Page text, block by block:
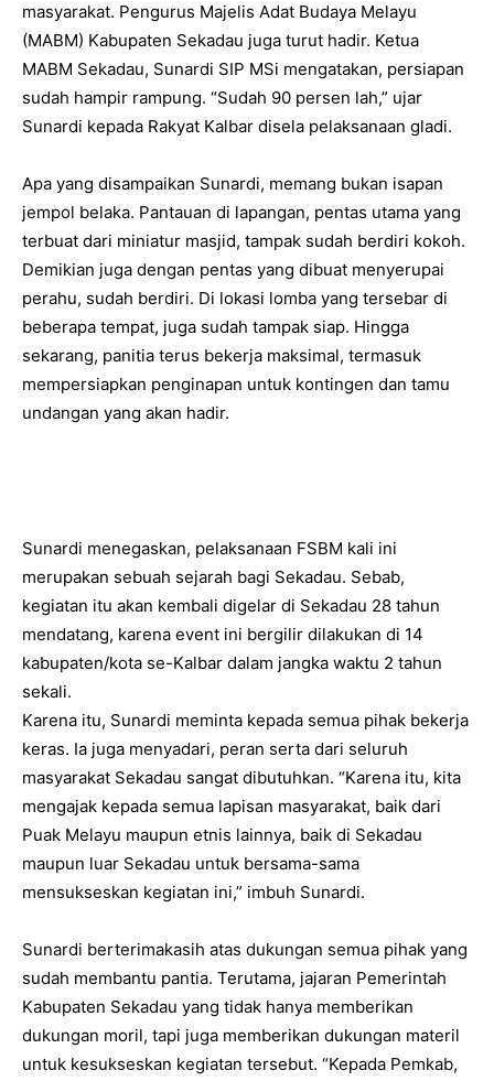
masyarakat. Pengurus Majelis Adat Budaya Melayu
(MABM) Kabupaten Sekadau juga turut hadir. Ketua
MABM Sekadau, Sunardi SIP MSi mengatakan, persiapan
sudah hampir rampung. “Sudah 90 persen lah,” ujar
Sunardi kepada Rakyat Kalbar disela pelaksanaan gladi.
Apa yang disampaikan Sunardi, memang bukan isapan
jempol belaka. Pantauan di lapangan, pentas utama yang
terbuat dari miniatur masjid, tampak sudah berdiri kokoh.
Demikian juga dengan pentas yang dibuat menyerupai
perahu, sudah berdiri. Di lokasi lomba yang tersebar di
beberapa tempat, juga sudah tampak siap. Hingga
sekarang, panitia terus bekerja maksimal, termasuk
mempersiapkan penginapan untuk kontingen dan tamu
undangan yang akan hadir.
Sunardi menegaskan, pelaksanaan FSBM kali ini
merupakan sebuah sejarah bagi Sekadau. Sebab,
kegiatan itu akan kembali digelar di Sekadau 28 tahun
mendatang, karena event ini bergilir dilakukan di 14
kabupaten/kota se-Kalbar dalam jangka waktu 2 tahun
sekali.
Karena itu, Sunardi meminta kepada semua pihak bekerja
keras. Ia juga menyadari, peran serta dari seluruh
masyarakat Sekadau sangat dibutuhkan. “Karena itu, kita
mengajak kepada semua lapisan masyarakat, baik dari
Puak Melayu maupun etnis lainnya, baik di Sekadau
maupun luar Sekadau untuk bersama-sama
mensukseskan kegiatan ini,” imbuh Sunardi.
Sunardi berterimakasih atas dukungan semua pihak yang
sudah membantu pantia. Terutama, jajaran Pemerintah
Kabupaten Sekadau yang tidak hanya memberikan
dukungan moril, tapi juga memberikan dukungan materil
untuk kesukseskan kegiatan tersebut. “Kepada Pemkab,